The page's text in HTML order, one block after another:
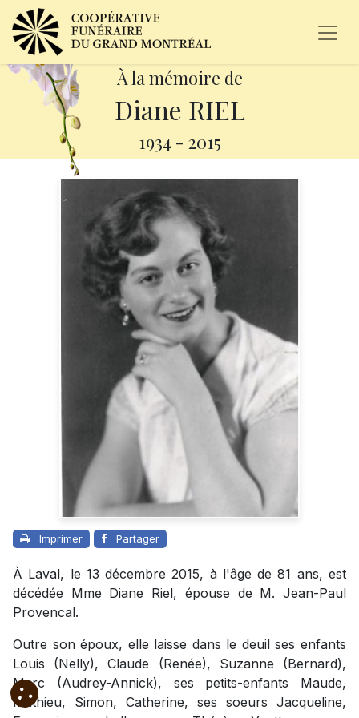
À la mémoire de
Diane RIEL
1934 - 2015
Imprimer Partager
À Laval, le 13 décembre 2015, à l'âge de 81 ans, est
décédée Mme Diane Riel, épouse de M. Jean-Paul
Provencal.
Outre son époux, elle laisse dans le deuil ses enfants
Louis (Nelly), Claude (Renée), Suzanne (Bernard),
Marc (Audrey-Annick), ses petits-enfants Maude,
Mathieu, Simon, Catherine, ses soeurs Jacqueline,